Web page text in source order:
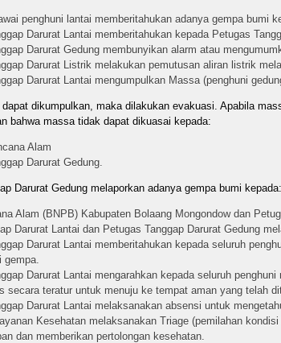
penghuni lantai memberitahukan adanya gempa bumi
Darurat Lantai memberitahukan kepada Petugas
Darurat Gedung membunyikan alarm atau
Darurat Listrik melakukan pemutusan aliran listrik
Darurat Lantai mengumpulkan Massa (penghuni
dikumpulkan, maka dilakukan evakuasi. Apabila
bahwa massa tidak dapat dikuasai kepada:
Alam
Darurat Gedung.
Darurat Gedung melaporkan adanya gempa bumi kepada:
Alam (BNPB) Kabupaten Bolaang Mongondow dan
Darurat Lantai dan Petugas Tanggap Darurat Gedung
Darurat Lantai memberitahukan kepada seluruh
gempa.
Darurat Lantai mengarahkan kepada seluruh
secara teratur untuk menuju ke tempat aman yang telah
Darurat Lantai melaksanakan absensi untuk
Kesehatan melaksanakan Triage (pemilahan
dan memberikan pertolongan kesehatan.